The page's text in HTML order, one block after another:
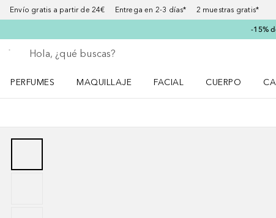
Envío gratis a partir de 24€ Entrega en 2-3 días* 2 muestras gratis*
-15%
Regresar
Ejecutar búsqueda
PERFUMES
MAQUILLAJE
FACIAL
CUERPO